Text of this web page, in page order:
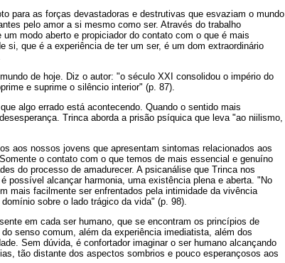
para as forças devastadoras e destrutivas que esvaziam o mundo
pelo amor a si mesmo como ser. Através do trabalho
modo aberto e propiciador do contato com o que é mais
si, que é a experiência de ter um ser, é um dom extraordinário
de hoje. Diz o autor: "o século XXI consolidou o império do
e suprime o silêncio interior" (p. 87).
algo errado está acontecendo. Quando o sentido mais
Trinca aborda a prisão psíquica que leva "ao niilismo,
aos nossos jovens que apresentam sintomas relacionados aos
o contato com o que temos de mais essencial e genuíno
do processo de amadurecer. A psicanálise que Trinca nos
possível alcançar harmonia, uma existência plena e aberta. "No
mais facilmente ser enfrentados pela intimidade da vivência
sobre o lado trágico da vida" (p. 98).
em cada ser humano, que se encontram os princípios de
senso comum, além da experiência imediatista, além dos
Sem dúvida, é confortador imaginar o ser humano alcançando
tão distante dos aspectos sombrios e pouco esperançosos aos